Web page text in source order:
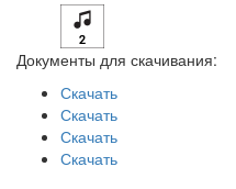
Документы для скачивания:
Скачать
Скачать
Скачать
Скачать